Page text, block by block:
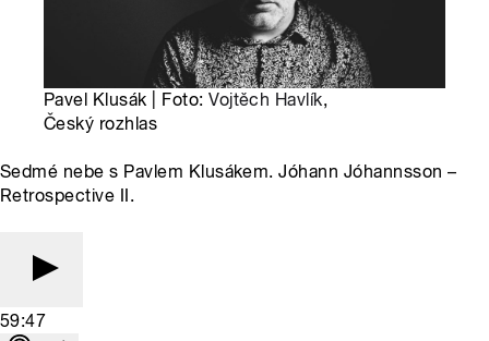
Pavel Klusák | Foto:Vojtěch Havlík,
Český rozhlas
Sedmé nebe s Pavlem Klusákem. Jóhann Jóhannsson –
Retrospective II.
59:47